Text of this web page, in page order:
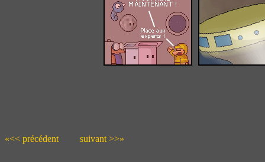
«<< précédent suivant >>»